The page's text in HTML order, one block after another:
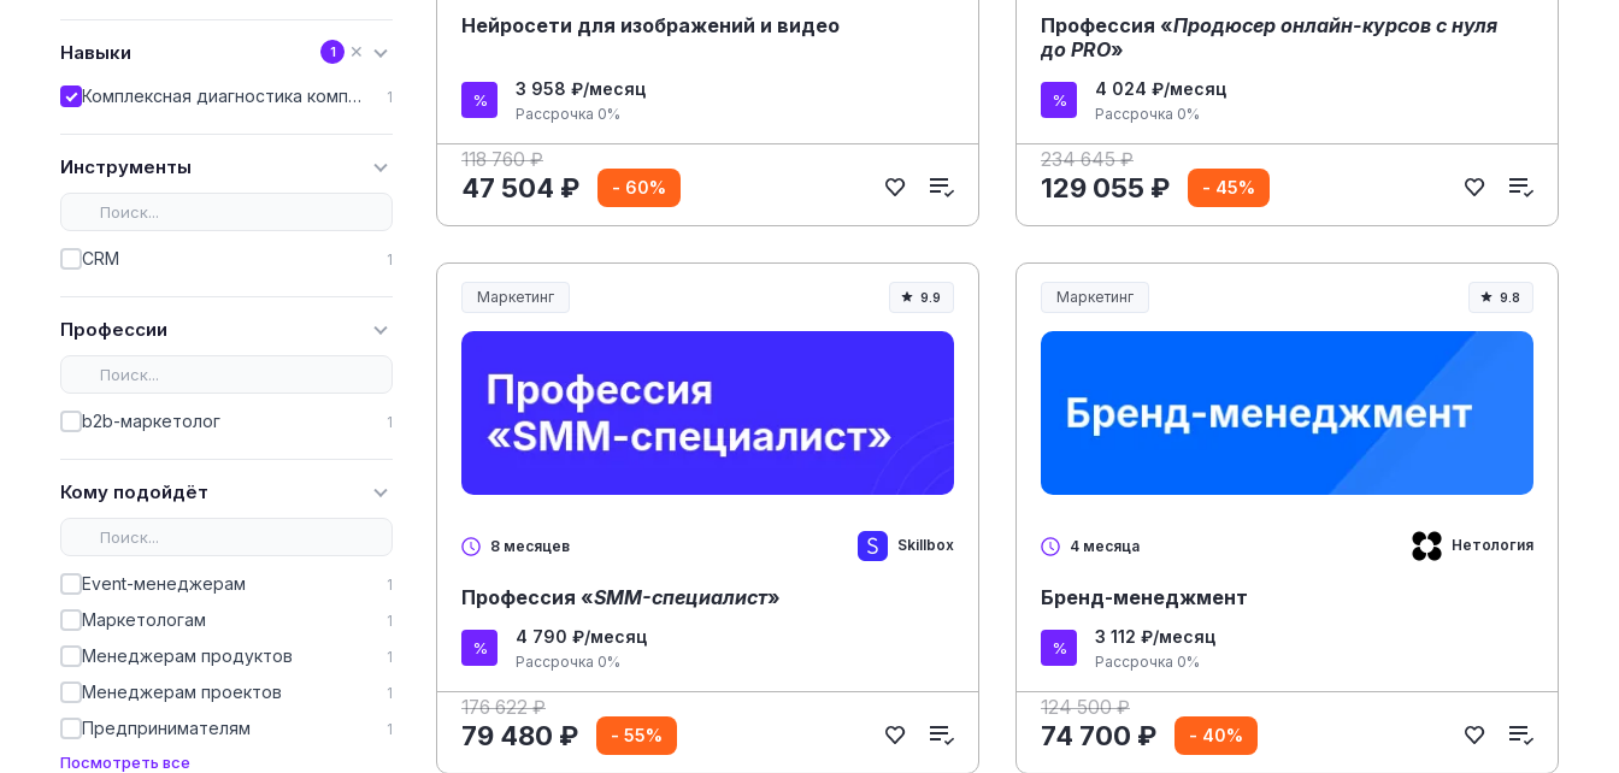
Навыки 1 ✕
Комплексная диагностика компетенций 1
Инструменты
CRM 1
Профессии
b2b-маркетолог 1
Кому подойдёт
Event-менеджерам 1
Маркетологам 1
Менеджерам продуктов 1
Менеджерам проектов 1
Предпринимателям 1
Посмотреть все
Нейросети для изображений и видео
3 958 ₽/месяц
Рассрочка 0%
118 760 ₽
47 504 ₽ - 60%
Профессия «Продюсер онлайн-курсов с нуля
до PRO»
4 024 ₽/месяц
Рассрочка 0%
234 645 ₽
129 055 ₽ - 45%
Маркетинг 9.9
8 месяцев Skillbox
Профессия «SMM-специалист»
4 790 ₽/месяц
Рассрочка 0%
176 622 ₽
79 480 ₽ - 55%
Маркетинг 9.8
4 месяца Нетология
Бренд-менеджмент
3 112 ₽/месяц
Рассрочка 0%
124 500 ₽
74 700 ₽ - 40%